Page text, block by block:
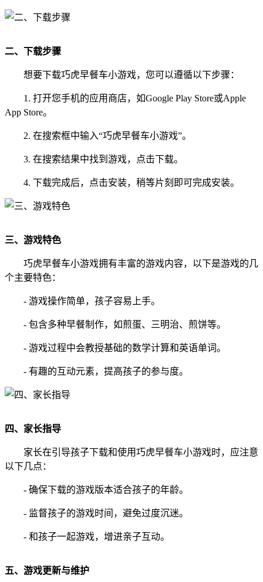
二、下载步骤
想要下载巧虎早餐车小游戏，您可以遵循以下步骤：
1. 打开您手机的应用商店，如Google Play Store或Apple
App Store。
2. 在搜索框中输入“巧虎早餐车小游戏”。
3. 在搜索结果中找到游戏，点击下载。
4. 下载完成后，点击安装，稍等片刻即可完成安装。
三、游戏特色
巧虎早餐车小游戏拥有丰富的游戏内容，以下是游戏的几
个主要特色：
- 游戏操作简单，孩子容易上手。
- 包含多种早餐制作，如煎蛋、三明治、煎饼等。
- 游戏过程中会教授基础的数学计算和英语单词。
- 有趣的互动元素，提高孩子的参与度。
四、家长指导
家长在引导孩子下载和使用巧虎早餐车小游戏时，应注意
以下几点：
- 确保下载的游戏版本适合孩子的年龄。
- 监督孩子的游戏时间，避免过度沉迷。
- 和孩子一起游戏，增进亲子互动。
五、游戏更新与维护